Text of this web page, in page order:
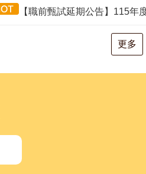
【職前甄試延期公告】115年度(花蓮)職前訓練「寶玉
更多